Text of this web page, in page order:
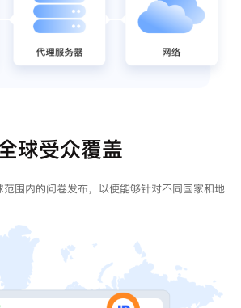
球受众覆盖
围内的问卷发布，以便能够针对不同国家和地